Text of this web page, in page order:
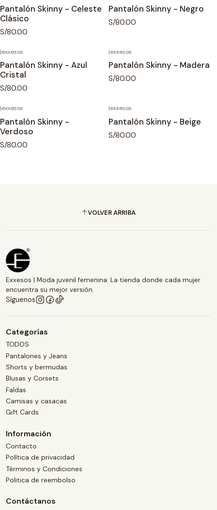
Pantalón Skinny - Celeste
Clásico
S/80.00
Pantalón Skinny - Negro
S/80.00
|exxesos
Pantalón Skinny - Azul
Cristal
S/80.00
|exxesos
Pantalón Skinny - Madera
S/80.00
|exxesos
Pantalón Skinny -
Verdoso
S/80.00
|exxesos
Pantalón Skinny - Beige
S/80.00
VOLVER ARRIBA
Exxesos | Moda juvenil femenina: La tienda donde cada mujer
encuentra su mejor versión.
Síguenos
Categorías
TODOS
Pantalones y Jeans
Shorts y bermudas
Blusas y Corsets
Faldas
Camisas y casacas
Gift Cards
Información
Contacto
Política de privacidad
Términos y Condiciones
Politica de reembolso
Contáctanos